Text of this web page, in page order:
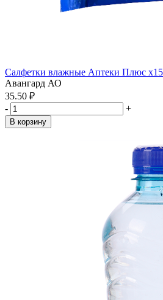
Салфетки влажные Аптеки Плюс x15
Авангард АО
35.50 ₽
-
+
В корзину